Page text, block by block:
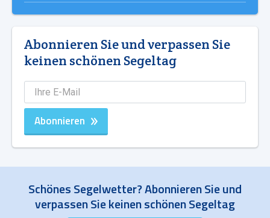
Abonnieren Sie und verpassen Sie
keinen schönen Segeltag
Abonnieren
Schönes Segelwetter? Abonnieren Sie und
verpassen Sie keinen schönen Segeltag